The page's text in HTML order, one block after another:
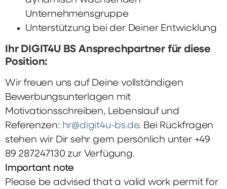
Unternehmensgruppe
Unterstützung bei der Deiner Entwicklung
Ihr DIGIT4U BS Ansprechpartner für diese
Position:
Wir freuen uns auf Deine vollständigen
Bewerbungsunterlagen mit
Motivationsschreiben, Lebenslauf und
Referenzen: hr@digit4u-bs.de. Bei Rückfragen
stehen wir Dir sehr gern persönlich unter +49
89 287247130 zur Verfügung.
Important note
Please be advised that a valid work permit for